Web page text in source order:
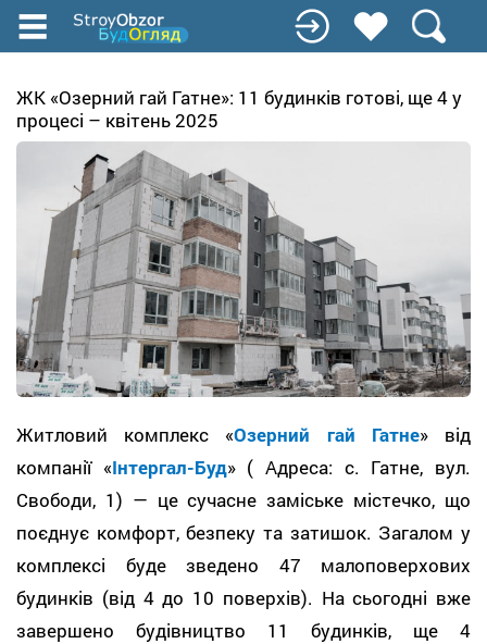
Перейти
до
вмісту
ЖК «Озерний гай Гатне»: 11 будинків готові, ще 4 у
процесі – квітень 2025
Житловий комплекс «Озерний гай Гатне»
від
компанії «Інтергал-Буд» ( Адреса: с. Гатне, вул.
Свободи, 1) — це сучасне заміське містечко, що
поєднує комфорт, безпеку та затишок. Загалом у
комплексі буде зведено 47 малоповерхових
будинків (від 4 до 10 поверхів). На сьогодні вже
завершено будівництво 11 будинків, ще 4